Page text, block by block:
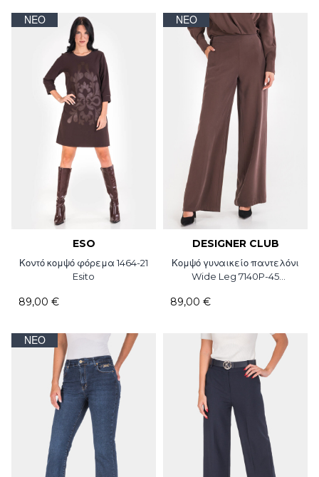
ΝΈΟ
ESO
Κοντό κομψό φόρεμα 1464-21
Esito
89,00 €
ΝΈΟ
DESIGNER CLUB
Κομψό γυναικείο παντελόνι
Wide Leg 7140P-45
89,00 €
ΝΈΟ